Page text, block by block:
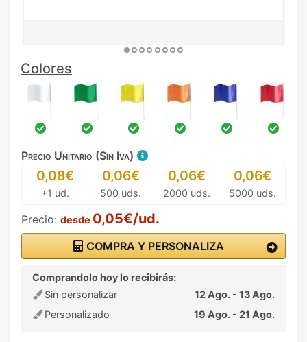
Colores
Precio Unitario (Sin Iva)
0,08€
+1 ud.
0,06€
500 uds.
0,06€
2000 uds.
0,06€
5000 uds.
Precio: desde 0,05€/ud.
COMPRA Y PERSONALIZA
Comprandolo hoy lo recibirás:
Sin personalizar
12 Ago. - 13 Ago.
Personalizado
19 Ago. - 21 Ago.